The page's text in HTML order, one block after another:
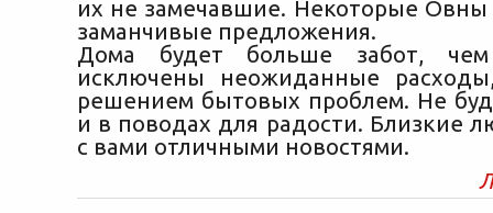
их не замечавшие. Некоторые Овны
заманчивые предложения.
Дома будет больше забот,
исключены неожиданные
решением бытовых проблем. Не
и в поводах для радости. Близкие
с вами отличными новостями.